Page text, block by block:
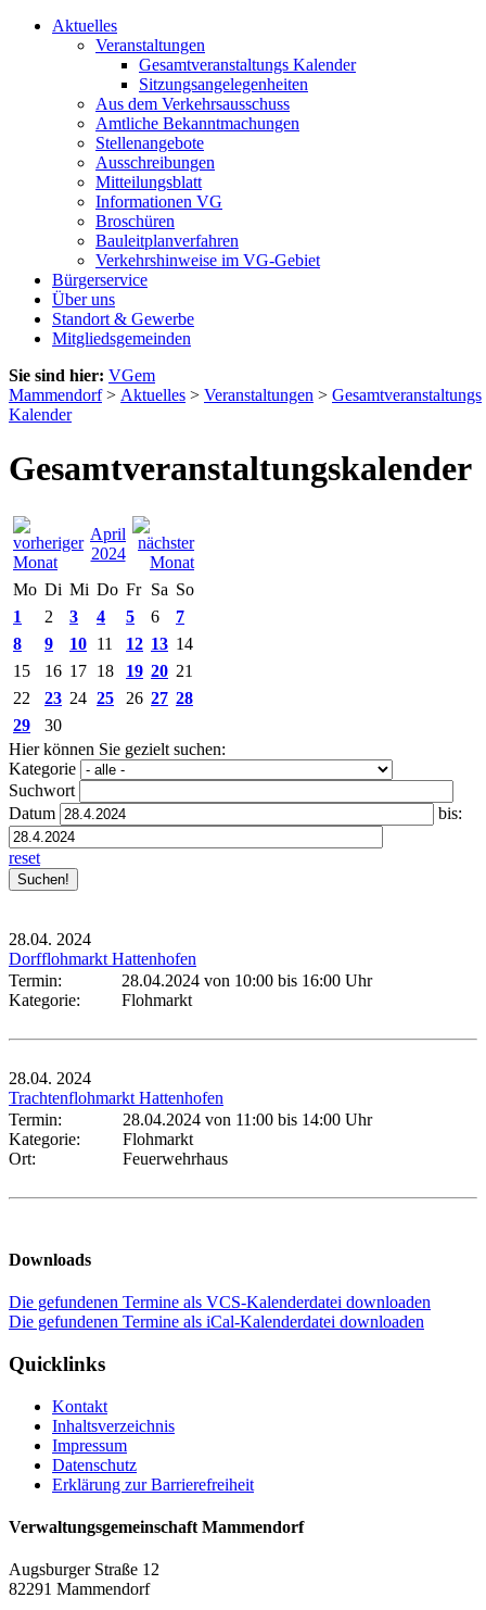
Aktuelles
Veranstaltungen
Gesamtveranstaltungs Kalender
Sitzungsangelegenheiten
Aus dem Verkehrsausschuss
Amtliche Bekanntmachungen
Stellenangebote
Ausschreibungen
Mitteilungsblatt
Informationen VG
Broschüren
Bauleitplanverfahren
Verkehrshinweise im VG-Gebiet
Bürgerservice
Über uns
Standort & Gewerbe
Mitgliedsgemeinden
Sie sind hier: VGem
Mammendorf> Aktuelles > Veranstaltungen > Gesamtveranstaltungs
Kalender
Gesamtveranstaltungskalender
April
2024
Mo Di Mi Do Fr Sa So
1
2 3 4 5 6
7
8
9 10 11 12 13 14
15
16 17 18 19 20 21
22
23 24 25 26 27 28
29
30
Hier können Sie gezielt suchen:
Kategorie
Suchwort
Datum
bis:
reset
28.04. 2024
Dorfflohmarkt Hattenhofen
Termin:
28.04.2024 von 10:00 bis 16:00 Uhr
Kategorie:
Flohmarkt
28.04. 2024
Trachtenflohmarkt Hattenhofen
Termin:
28.04.2024 von 11:00 bis 14:00 Uhr
Kategorie:
Flohmarkt
Ort:
Feuerwehrhaus
Downloads
Die gefundenen Termine als VCS-Kalenderdatei downloaden
Die gefundenen Termine als iCal-Kalenderdatei downloaden
Quicklinks
Kontakt
Inhaltsverzeichnis
Impressum
Datenschutz
Erklärung zur Barrierefreiheit
Verwaltungsgemeinschaft Mammendorf
Augsburger Straße 12
82291 Mammendorf